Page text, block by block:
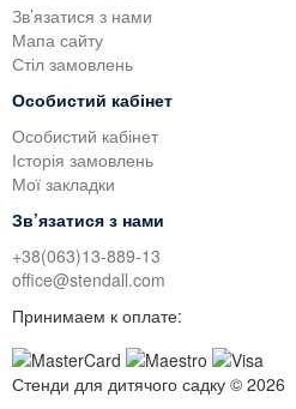
Зв’язатися з нами
Мапа сайту
Стіл замовлень
Особистий кабінет
Особистий кабінет
Історія замовлень
Мої закладки
Зв’язатися з нами
+38(063)13-889-13
office@stendall.com
Принимаем к оплате:
Стенди для дитячого садку © 2026